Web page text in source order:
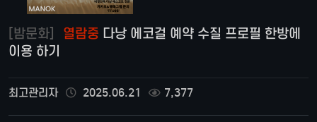
[밤문화] 열람중 다낭 에코걸 예약 수질 프로필 한방에
이용 하기
최고관리자 2025.06.21 7,377